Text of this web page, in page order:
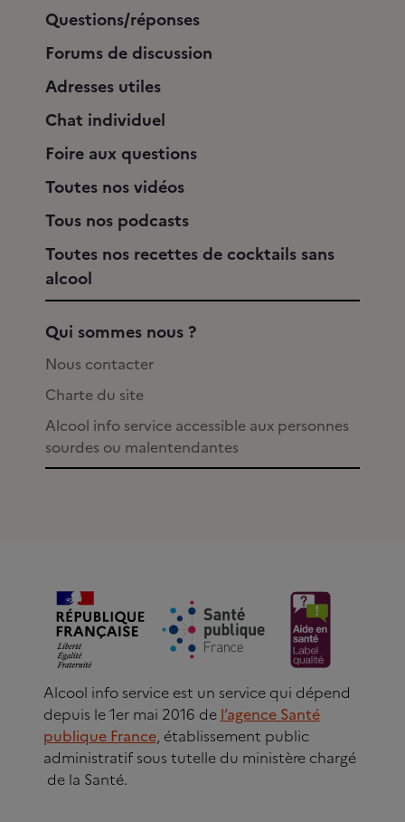
Questions/réponses
Forums de discussion
Adresses utiles
Chat individuel
Foire aux questions
Toutes nos vidéos
Tous nos podcasts
Toutes nos recettes de cocktails sans
alcool
Qui sommes nous ?
Nous contacter
Charte du site
Alcool info service accessible aux personnes
sourdes ou malentendantes
Alcool info service est un service qui dépend
depuis le 1er mai 2016 de l’agence Santé
publique France, établissement public
administratif sous tutelle du ministère chargé
de la Santé.